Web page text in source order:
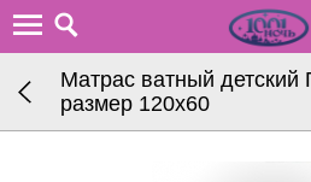
Матрас ватный детский
размер 120х60